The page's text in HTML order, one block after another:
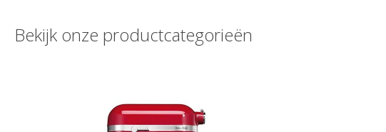
Bekijk onze